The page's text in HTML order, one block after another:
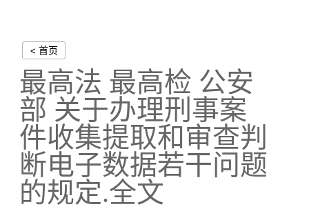
< 首页
最高法 最高检 公安
部 关于办理刑事案
件收集提取和审查判
断电子数据若干问题
的规定.全文